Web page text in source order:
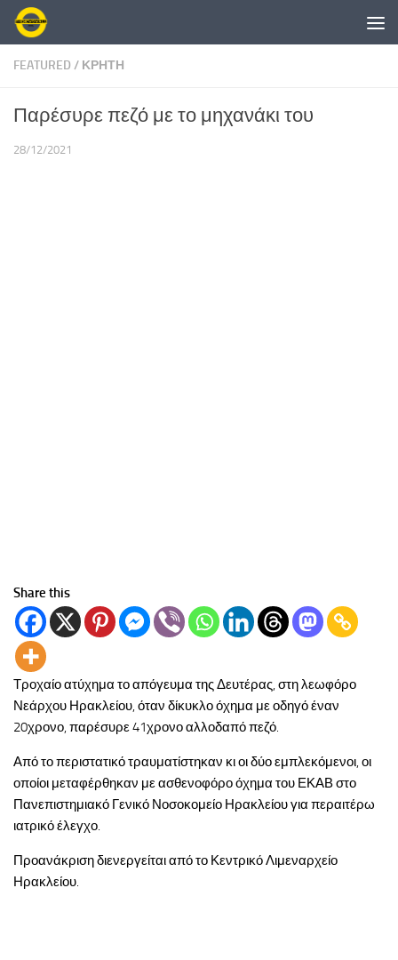
Skip to content
FEATURED / ΚΡΗΤΗ
Παρέσυρε πεζό με το μηχανάκι του
28/12/2021
Share this
Τροχαίο ατύχημα το απόγευμα της Δευτέρας, στη λεωφόρο
Νεάρχου Ηρακλείου, όταν δίκυκλο όχημα με οδηγό έναν
20χρονο, παρέσυρε 41χρονο αλλοδαπό πεζό.
Από το περιστατικό τραυματίστηκαν κι οι δύο εμπλεκόμενοι, οι
οποίοι μεταφέρθηκαν με ασθενοφόρο όχημα του ΕΚΑΒ στο
Πανεπιστημιακό Γενικό Νοσοκομείο Ηρακλείου για περαιτέρω
ιατρικό έλεγχο.
Προανάκριση διενεργείται από το Κεντρικό Λιμεναρχείο
Ηρακλείου.